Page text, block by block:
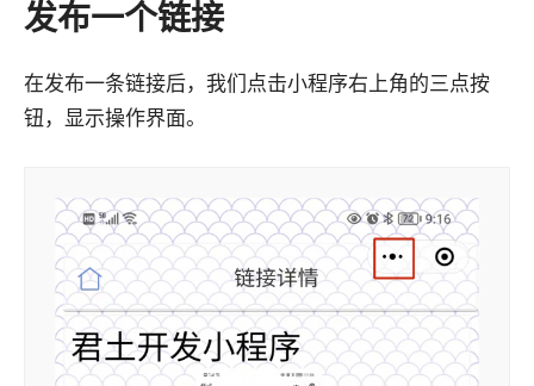
发布一个链接
在发布一条链接后，我们点击小程序右上角的三点按
钮，显示操作界面。